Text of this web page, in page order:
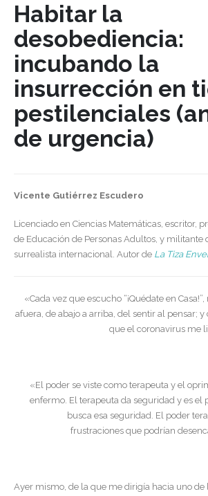
Habitar la
desobediencia:
incubando la
insurrección en
pestilenciales
de urgencia)
Vicente Gutiérrez Escudero
Licenciado en Ciencias Matemáticas, escritor,
de Educación de Personas Adultos, y
surrealista internacional. Autor de La Tiza
«Cada vez que escucho “¡Quédate en
afuera, de abajo a arriba, del sentir al pensar;
que el coronavirus me
«El poder se viste como terapeuta y el
enfermo. El terapeuta da seguridad y es el
busca esa seguridad. El poder
frustraciones que podrían
Ayer mismo, de la que me dirigía hacia uno de